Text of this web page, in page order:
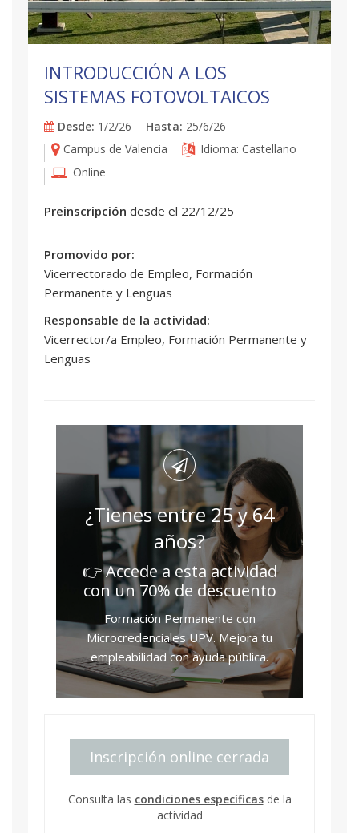
INTRODUCCIÓN A LOS
SISTEMAS FOTOVOLTAICOS
Desde: 1/2/26 Hasta: 25/6/26
Campus de Valencia
Idioma: Castellano
Online
Preinscripción desde el 22/12/25
Promovido por:
Vicerrectorado de Empleo, Formación
Permanente y Lenguas
Responsable de la actividad:
Vicerrector/a Empleo, Formación Permanente y
Lenguas
¿Tienes entre 25 y 64
años?
👉 Accede a esta actividad
con un 70% de descuento
Formación Permanente con
Microcredenciales UPV. Mejora tu
empleabilidad con ayuda pública.
Inscripción online cerrada
Consulta las condiciones específicasde la
actividad